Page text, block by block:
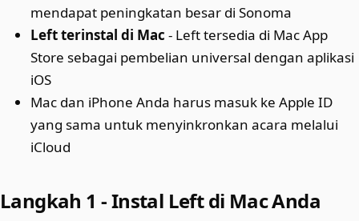
mendapat peningkatan besar di Sonoma
Left terinstal di Mac - Left tersedia di Mac App
Store sebagai pembelian universal dengan aplikasi
iOS
Mac dan iPhone Anda harus masuk ke Apple ID
yang sama untuk menyinkronkan acara melalui
iCloud
Langkah 1 - Instal Left di Mac Anda